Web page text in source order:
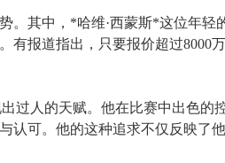
。其中，*哈维·西蒙斯*这位年
报道指出，只要报价超过8000
过人的天赋。他在比赛中出色
认可。他的这种追求不仅反映了